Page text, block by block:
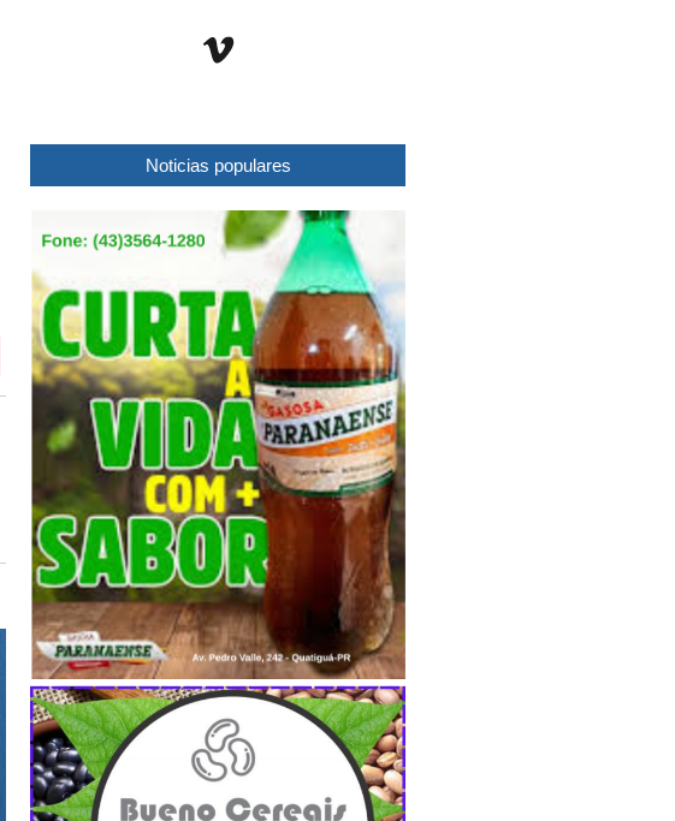
Noticias populares